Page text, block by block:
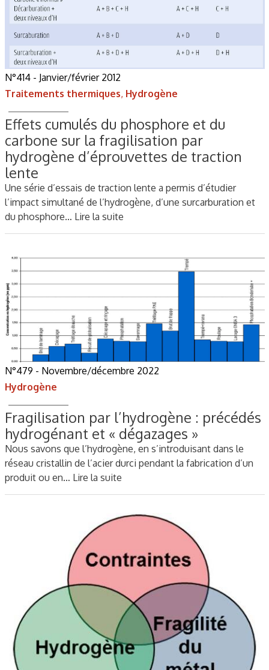
N°414 - Janvier/février 2012
Traitements thermiques, Hydrogène
Effets cumulés du phosphore et du
carbone sur la fragilisation par
hydrogène d’éprouvettes de traction
lente
Une série d’essais de traction lente a permis d’étudier
l’impact simultané de l’hydrogène, d’une surcarburation et
du phosphore… Lire la suite
N°479 - Novembre/décembre 2022
Hydrogène
Fragilisation par l’hydrogène : précédés
hydrogénant et « dégazages »
Nous savons que l’hydrogène, en s’introduisant dans le
réseau cristallin de l’acier durci pendant la fabrication d’un
produit ou en… Lire la suite